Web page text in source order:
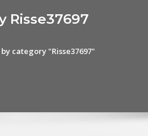
Risse37697
category "Risse37697"